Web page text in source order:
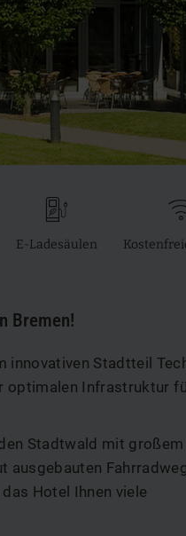
≥
E-Ladesäulen
Bremen!
innovativen Stadtteil
optimalen Infrastruktur
Stadtwald mit großem
ausgebauten
Hotel Ihnen viele